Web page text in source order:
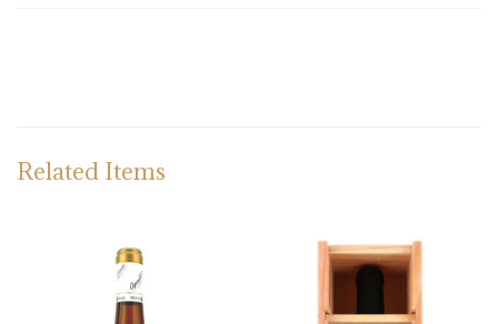
Related Items